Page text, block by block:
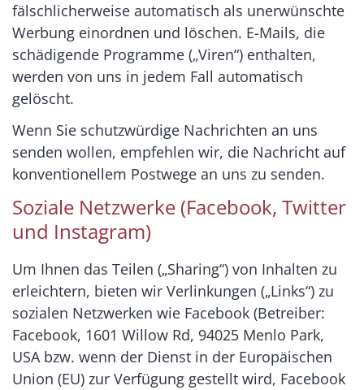
fälschlicherweise automatisch als unerwünschte
Werbung einordnen und löschen. E-Mails, die
schädigende Programme („Viren“) enthalten,
werden von uns in jedem Fall automatisch
gelöscht.
Wenn Sie schutzwürdige Nachrichten an uns
senden wollen, empfehlen wir, die Nachricht auf
konventionellem Postwege an uns zu senden.
Soziale Netzwerke (Facebook, Twitter
und Instagram)
Um Ihnen das Teilen („Sharing“) von Inhalten zu
erleichtern, bieten wir Verlinkungen („Links“) zu
sozialen Netzwerken wie Facebook (Betreiber:
Facebook, 1601 Willow Rd, 94025 Menlo Park,
USA bzw. wenn der Dienst in der Europäischen
Union (EU) zur Verfügung gestellt wird, Facebook